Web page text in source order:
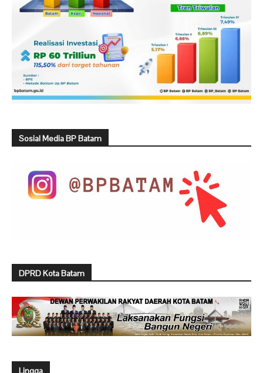
Sosial Media BP Batam
DPRD Kota Batam
Lingga